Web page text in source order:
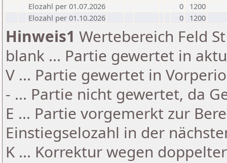
Elozahl per 01.07.2026
0
1200
Elozahl per 01.10.2026
0 1200
Hinweis1 Wertebereich Feld
blank ... Partie gewertet in
V ... Partie gewertet in
- ... Partie nicht gewertet, da
E ... Partie vorgemerkt zur
Einstiegselozahl in der
K ... Korrektur wegen